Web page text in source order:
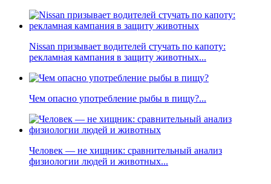
Nissan призывает водителей стучать по капоту:
рекламная кампания в защиту животных...
Чем опасно употребление рыбы в пищу?...
Человек — не хищник: сравнительный анализ
физиологии людей и животных...